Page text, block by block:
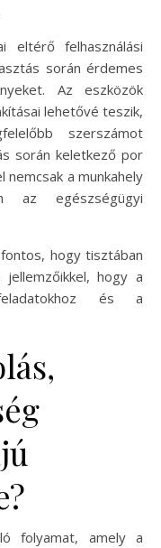
eltérő felhasználási
során érdemes
Az eszközök
lehetővé teszik,
szerszámot
során keletkező por
a munkahely
az egészségügyi
hogy tisztában
hogy a
és a
folyamat, amely a